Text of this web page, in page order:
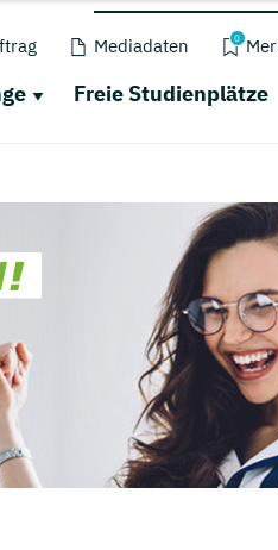
Mediadaten 0
Freie Studienplätze